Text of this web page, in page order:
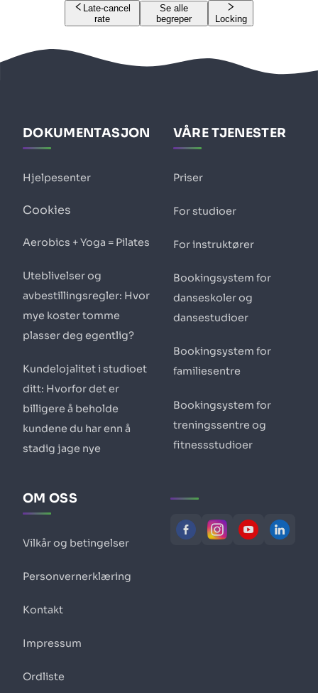
Late-cancel
rate
Se alle
begreper
Locking
DOKUMENTASJON
Hjelpesenter
Cookies
Aerobics + Yoga = Pilates
Uteblivelser og
avbestillingsregler: Hvor
mye koster tomme
plasser deg egentlig?
Kundelojalitet i studioet
ditt: Hvorfor det er
billigere å beholde
kundene du har enn å
stadig jage nye
VÅRE TJENESTER
Priser
For studioer
For instruktører
Bookingsystem for
danseskoler og
dansestudioer
Bookingsystem for
familiesentre
Bookingsystem for
treningssentre og
fitnessstudioer
OM OSS
Vilkår og betingelser
Personvernerklæring
Kontakt
Impressum
Ordliste